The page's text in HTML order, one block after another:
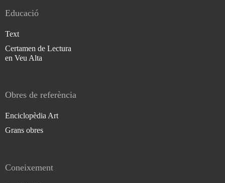
Educació
Text
Certamen de Lectura
en Veu Alta
Obres de referència
Enciclopèdia Art
Grans obres
Coneixement